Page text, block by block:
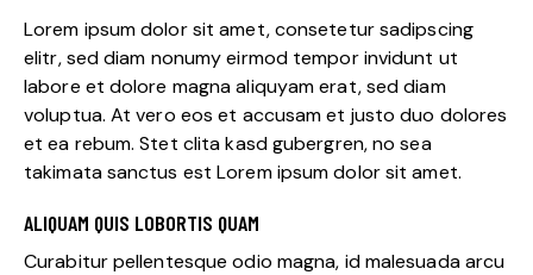
Lorem ipsum dolor sit amet, consetetur sadipscing
elitr, sed diam nonumy eirmod tempor invidunt ut
labore et dolore magna aliquyam erat, sed diam
voluptua. At vero eos et accusam et justo duo dolores
et ea rebum. Stet clita kasd gubergren, no sea
takimata sanctus est Lorem ipsum dolor sit amet.
ALIQUAM QUIS LOBORTIS QUAM
Curabitur pellentesque odio magna, id malesuada arcu